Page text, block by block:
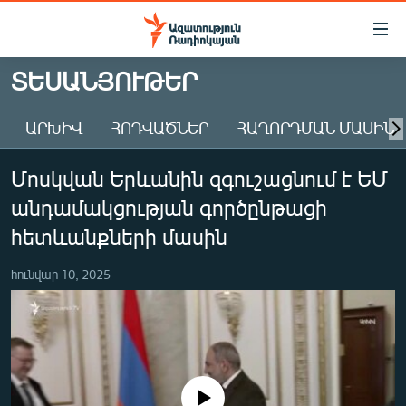
Մատչելիության
Անցնել
հիմնական
Անցնել
հիմնական
մենյուին
Որոնում
ԱԶԱՏՈՒԹՅՈՒՆ TV
ՀԱՅԱՍՏԱՆ
ԸՆՏՐՈՒԹՅՈՒՆՆԵՐ 2026
ԻՐԱՎՈՒՆՔ
ՏՆՏԵՍՈՒԹՅՈՒՆ
ՂԱՐԱԲԱՂ
ՊԱՏԵՐԱԶՄԻ 6 ՇԱԲԱԹՆԵՐԸ
ՏԱՐԱԾԱՇՐՋԱՆ
ՏԵՍԱՆՅՈՒԹԵՐ
ԱՐԽԻՎ ՀՈԴՎԱԾՆԵՐ ՀԱՂՈՐԴՄԱՆ ՄԱՍԻՆ
Մոսկվան Երևանին զգուշացնում է ԵՄ
անդամակցության գործընթացի
հետևանքների մասին
հունվար 10, 2025
No media source currently available